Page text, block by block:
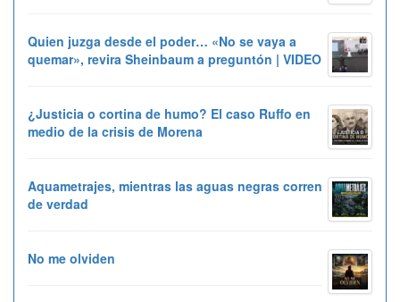
Quien juzga desde el poder… «No se vaya a
quemar», revira Sheinbaum a preguntón | VIDEO
¿Justicia o cortina de humo? El caso Ruffo en
medio de la crisis de Morena
Aquametrajes, mientras las aguas negras corren
de verdad
No me olviden